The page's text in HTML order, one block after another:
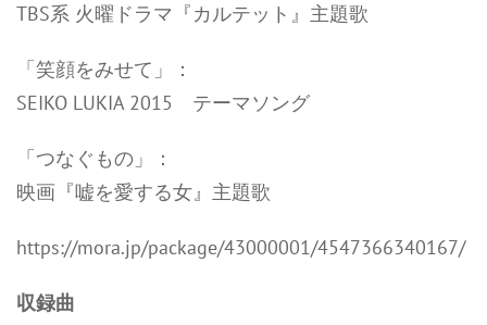
TBS系 火曜ドラマ『カルテット』主題歌
「笑顔をみせて」：
SEIKO LUKIA 2015 テーマソング
「つなぐもの」：
映画『嘘を愛する女』主題歌
https://mora.jp/package/43000001/4547366340167/
収録曲